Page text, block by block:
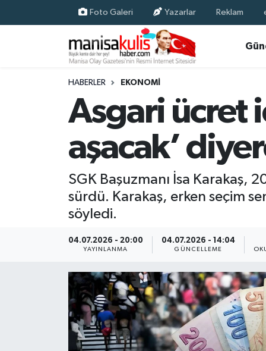
Foto Galeri Yazarlar Reklam
HABERLER EKONOMI
Asgari ücret
aşacak’
SGK Başuzmanı İsa Karakaş,
sürdü. Karakaş, erken seçim
söyledi.
04.07.2026 - 20:00
YAYINLANMA
04.07.2026 - 14:04
GÜNCELLEME
Ekonomi
Resmi İlan
Yunusemre Nöbetçi Eczaneler
Yunusemre Trafik Yoğunluk Haritası
Süper Lig Puan Durumu ve Fikstür
Tüm Manşetler
Son Dakika Haberleri